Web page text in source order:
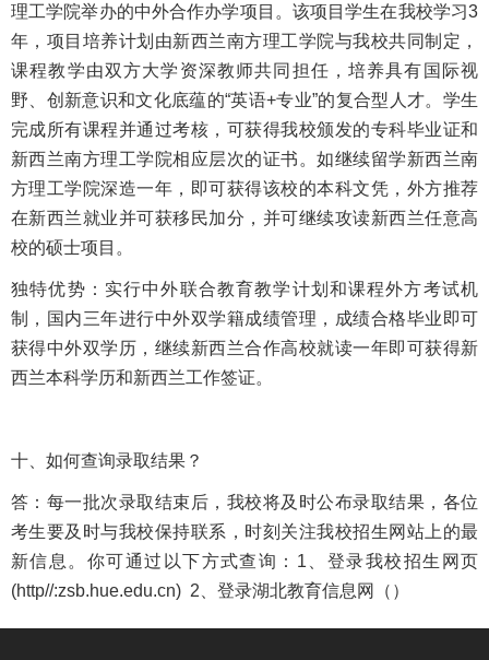
理工学院举办的中外合作办学项目。该项目学生在我校学习3
年，项目培养计划由新西兰南方理工学院与我校共同制定，
课程教学由双方大学资深教师共同担任，培养具有国际视
野、创新意识和文化底蕴的“英语+专业”的复合型人才。学生
完成所有课程并通过考核，可获得我校颁发的专科毕业证和
新西兰南方理工学院相应层次的证书。如继续留学新西兰南
方理工学院深造一年，即可获得该校的本科文凭，外方推荐
在新西兰就业并可获移民加分，并可继续攻读新西兰任意高
校的硕士项目。
独特优势：实行中外联合教育教学计划和课程外方考试机
制，国内三年进行中外双学籍成绩管理，成绩合格毕业即可
获得中外双学历，继续新西兰合作高校就读一年即可获得新
西兰本科学历和新西兰工作签证。
十、如何查询录取结果？
答：每一批次录取结束后，我校将及时公布录取结果，各位
考生要及时与我校保持联系，时刻关注我校招生网站上的最
新信息。你可通过以下方式查询：1、登录我校招生网页
(http//:zsb.hue.edu.cn) 2、登录湖北教育信息网（）